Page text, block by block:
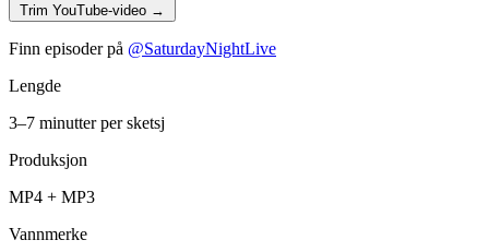
Trim YouTube-video →
Finn episoder på @SaturdayNightLive
Lengde
3–7 minutter per sketsj
Produksjon
MP4 + MP3
Vannmerke